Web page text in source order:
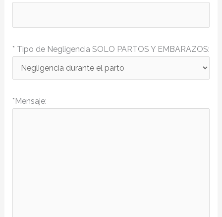
* Tipo de Negligencia SOLO PARTOS Y EMBARAZOS:
*Mensaje: